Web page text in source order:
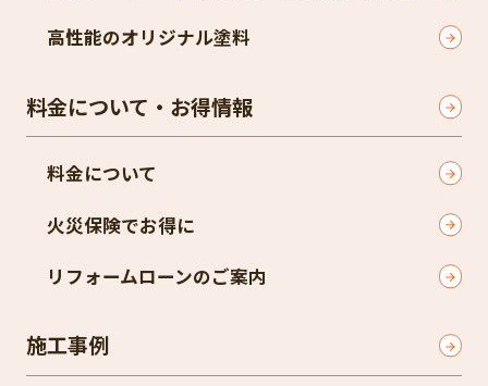
高性能のオリジナル塗料
料金について・お得情報
料金について
火災保険でお得に
リフォームローンのご案内
施工事例